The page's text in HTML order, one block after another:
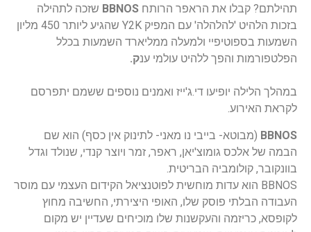
תהילתם? קבלו את הראפר הרותח BBNOS שזכה לתהילה
בזכות הלהיט 'להלהלה' עם המפיק Y2K שהגיע ליותר 450 מליון
השמעות בספוטיפיי ולמעלה ממליארד השמעות בכלל
הפלטפורמות והפך ללהיט עולמי ענק.
במהלך הלילה יופיעו די.ג'ייז ואמנים נוספים ששמם יתפרסם
לקראת האירוע.
BBNOS (מבוטא- בייבי נו מאני- לתינוק אין כסף) הוא שם
הבמה של אלכס גומוצ'יאן, ראפר, זמר ויוצר קנדי, שנולד וגדל
בוונקובר, קולומביה הבריטית.
BBNOS הוא עדות מוחשית לפוטנציאל הקידום העצמי עם מוסר
העבודה הבלתי פוסק שלו, האופי היצירתי, החשיבה מחוץ
לקופסא, כריזמה והעקשנות שלו מוכיחים שעדיין יש מקום